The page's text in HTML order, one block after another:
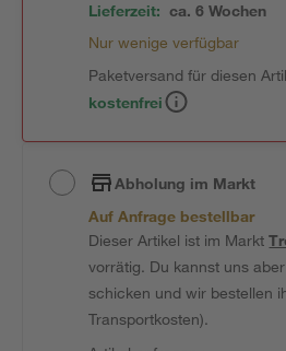
Lieferzeit: ca. 6 Wochen
Nur wenige verfügbar
Paketversand für diesen
kostenfrei
Abholung im Markt
Auf Anfrage bestellbar
Dieser Artikel ist im Markt
vorrätig. Du kannst uns
schicken und wir bestellen
Transportkosten).